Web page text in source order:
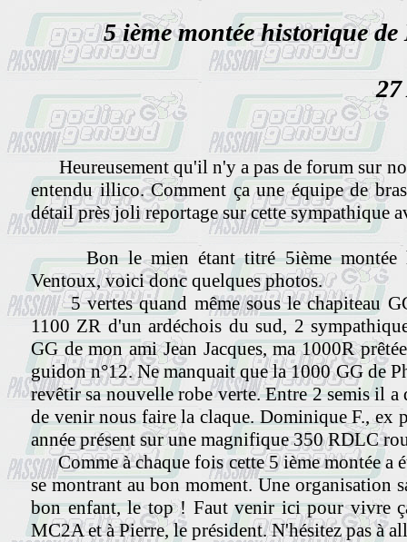
5 ième montée historique
Heureusement qu'il n'y a pas de forum sur
entendu illico. Comment ça une équipe de
détail près joli reportage sur cette sympathique
Bon le mien étant titré 5ième montée
Ventoux, voici donc quelques photos.
5 vertes quand même sous le chapiteau
1100 ZR d'un ardéchois du sud, 2
GG de mon ami Jean Jacques, ma 1000R
guidon n°12. Ne manquait que la 1000 GG de
revêtir sa nouvelle robe verte. Entre 2 semis il a
de venir nous faire la claque. Dominique F., ex
année présent sur une magnifique 350 RDLC
Comme à chaque fois cette 5 ième montée a
se montrant au bon moment. Une organisation
bon enfant, le top ! Faut venir ici pour vivre
MC2A et à Pierre, le président. N'hésitez pas à